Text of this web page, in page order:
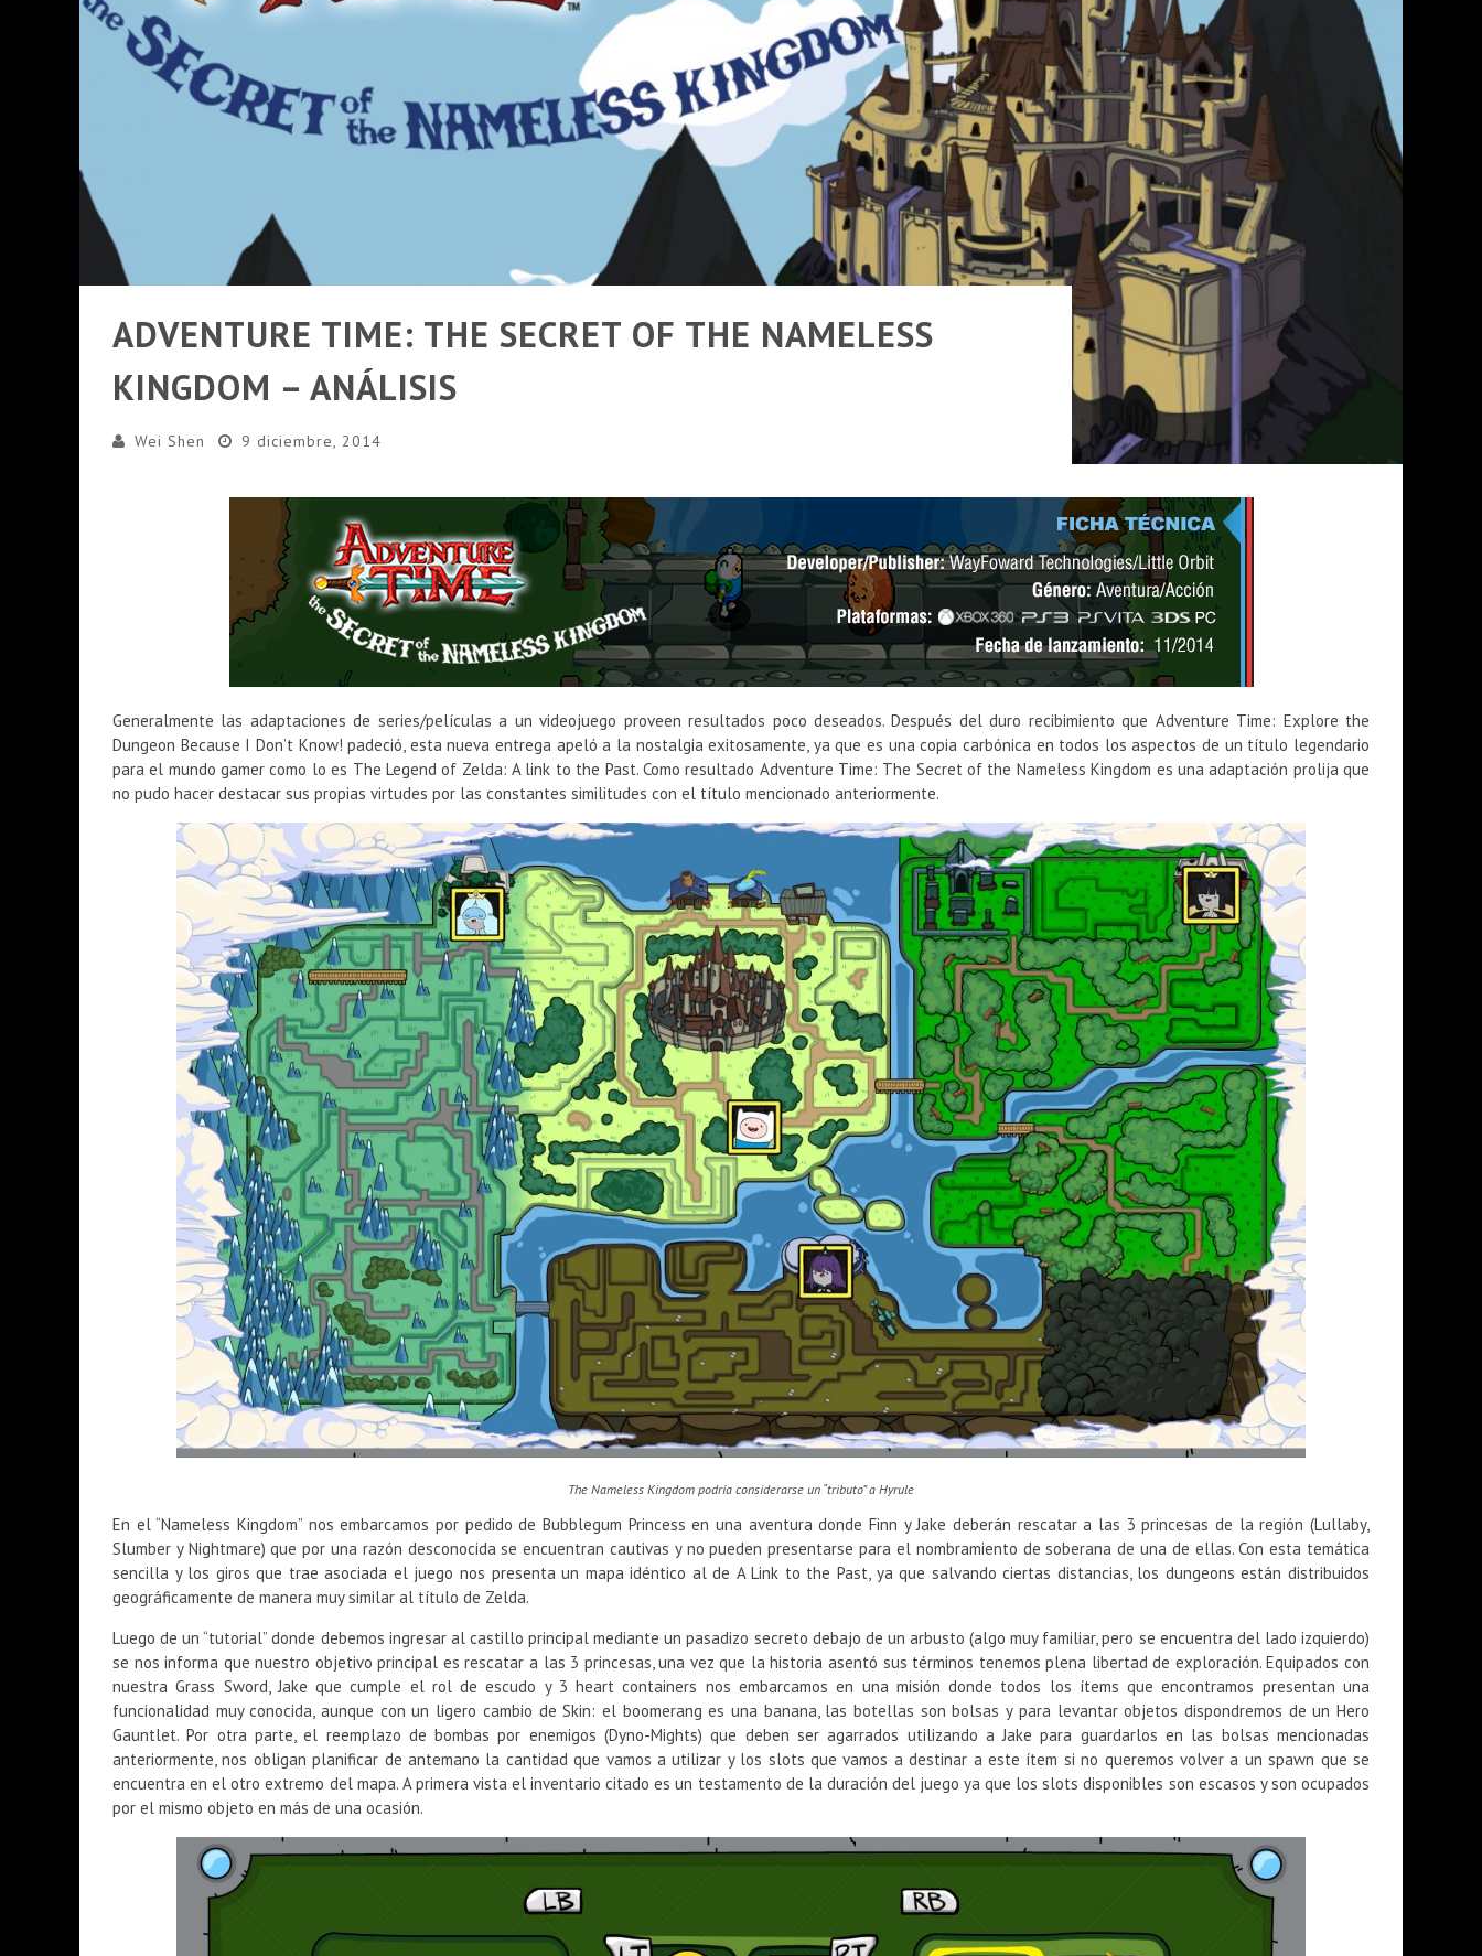
PRESENTACIÓN OFICIAL DE GEARS OF WAR 4 EN ARGENTINA
ADVENTURE TIME: THE SECRET OF THE NAMELESS
KINGDOM – ANÁLISIS
Wei Shen 9 diciembre, 2014
Generalmente las adaptaciones de series/películas a un videojuego proveen resultados poco deseados. Después del duro recibimiento que Adventure Time: Explore the
Dungeon Because I Don’t Know! padeció, esta nueva entrega apeló a la nostalgia exitosamente, ya que es una copia carbónica en todos los aspectos de un título legendario
para el mundo gamer como lo es The Legend of Zelda: A link to the Past. Como resultado Adventure Time: The Secret of the Nameless Kingdom es una adaptación prolija que
no pudo hacer destacar sus propias virtudes por las constantes similitudes con el título mencionado anteriormente.
The Nameless Kingdom podría considerarse un “tributo” a Hyrule
En el “Nameless Kingdom” nos embarcamos por pedido de Bubblegum Princess en una aventura donde Finn y Jake deberán rescatar a las 3 princesas de la región (Lullaby,
Slumber y Nightmare) que por una razón desconocida se encuentran cautivas y no pueden presentarse para el nombramiento de soberana de una de ellas. Con esta temática
sencilla y los giros que trae asociada el juego nos presenta un mapa idéntico al de A Link to the Past, ya que salvando ciertas distancias, los dungeons están distribuidos
geográficamente de manera muy similar al título de Zelda.
Luego de un “tutorial” donde debemos ingresar al castillo principal mediante un pasadizo secreto debajo de un arbusto (algo muy familiar, pero se encuentra del lado izquierdo)
se nos informa que nuestro objetivo principal es rescatar a las 3 princesas, una vez que la historia asentó sus términos tenemos plena libertad de exploración. Equipados con
nuestra Grass Sword, Jake que cumple el rol de escudo y 3 heart containers nos embarcamos en una misión donde todos los ítems que encontramos presentan una
funcionalidad muy conocida, aunque con un ligero cambio de Skin: el boomerang es una banana, las botellas son bolsas y para levantar objetos dispondremos de un Hero
Gauntlet. Por otra parte, el reemplazo de bombas por enemigos (Dyno-Mights) que deben ser agarrados utilizando a Jake para guardarlos en las bolsas mencionadas
anteriormente, nos obligan planificar de antemano la cantidad que vamos a utilizar y los slots que vamos a destinar a este ítem si no queremos volver a un spawn que se
encuentra en el otro extremo del mapa. A primera vista el inventario citado es un testamento de la duración del juego ya que los slots disponibles son escasos y son ocupados
por el mismo objeto en más de una ocasión.